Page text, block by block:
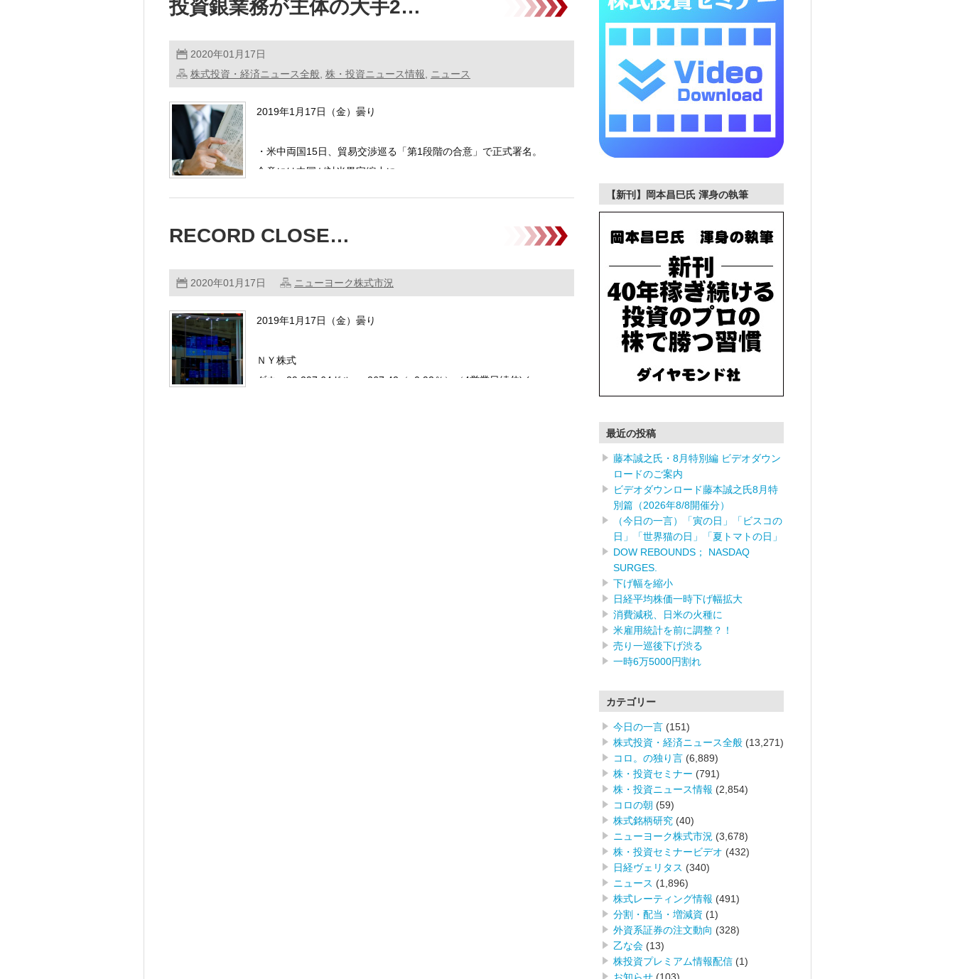
投資銀業務が主体の大手2…
2020年01月17日
株式投資・経済ニュース全般 株・投資ニュース情報 ニュース
2019年1月17日（金）曇り
・米中両国15日、貿易交渉巡る「第1段階の合意」で正式署名。
合意には中国が対米黒字縮小に …………
RECORD CLOSE…
2020年01月17日 ニューヨーク株式市況
2019年1月17日（金）曇り
ＮＹ株式
ダウ：29,297.64ドル +267.42（+0.92％）（4営業日続伸) ( …………
【新刊】岡本昌巳氏 渾身の執筆
最近の投稿
藤本誠之氏・8月特別編 ビデオダウン
ロードのご案内
ビデオダウンロード藤本誠之氏8月特
別篇（2026年8/8開催分）
（今日の一言）「寅の日」「ビスコの
日」「世界猫の日」「夏トマトの日」
DOW REBOUNDS； NASDAQ
SURGES.
下げ幅を縮小
日経平均株価一時下げ幅拡大
消費減税、日米の火種に
米雇用統計を前に調整？！
売り一巡後下げ渋る
一時6万5000円割れ
カテゴリー
今日の一言 (151)
株式投資・経済ニュース全般 (13,271)
コロ。の独り言 (6,889)
株・投資セミナー (791)
株・投資ニュース情報 (2,854)
コロの朝 (59)
株式銘柄研究 (40)
ニューヨーク株式市況 (3,678)
株・投資セミナービデオ (432)
日経ヴェリタス (340)
ニュース (1,896)
株式レーティング情報 (491)
分割・配当・増減資 (1)
外資系証券の注文動向 (328)
乙な会 (13)
株投資プレミアム情報配信 (1)